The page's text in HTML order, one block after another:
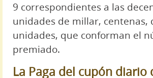
9 correspondientes a las
unidades de millar, centenas,
unidades, que conforman el
premiado.
La Paga del cupón diario